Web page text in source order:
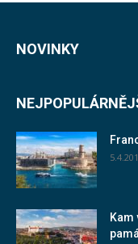
NOVINKY
Kam